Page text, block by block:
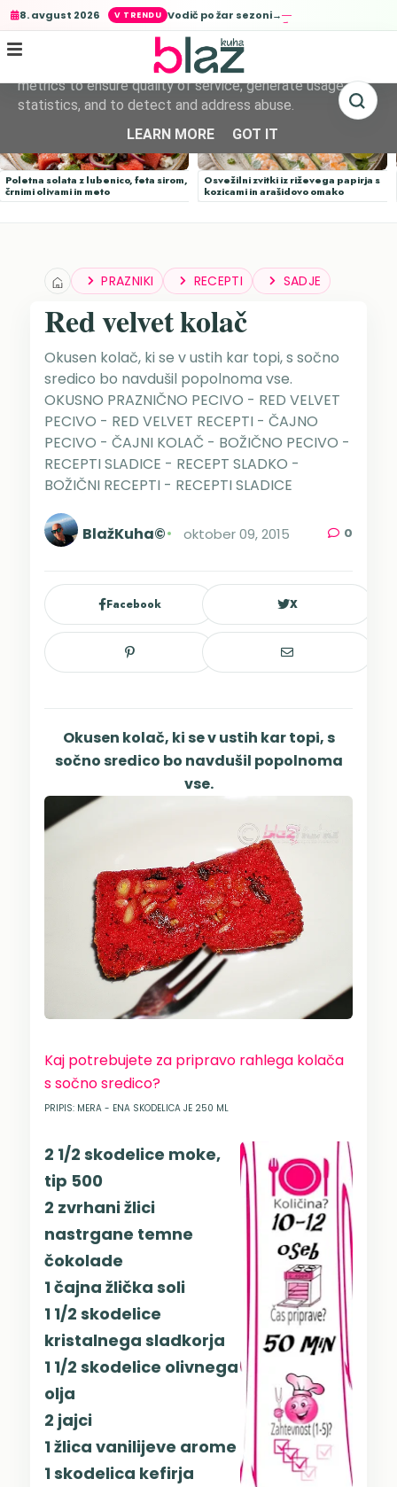
8. avgust 2026 Vodič po žar sezoni→
Poletna solata z lubenico, feta sirom,
črnimi olivami in meto
Osvežilni zvitki iz riževega papirja s
kozicami in arašidovo omako
PRAZNIKI RECEPTI SADJE
Red velvet kolač
Okusen kolač, ki se v ustih kar topi, s sočno
sredico bo navdušil popolnoma vse.
OKUSNO PRAZNIČNO PECIVO - RED VELVET
PECIVO - RED VELVET RECEPTI - ČAJNO
PECIVO - ČAJNI KOLAČ - BOŽIČNO PECIVO -
RECEPTI SLADICE - RECEPT SLADKO -
BOŽIČNI RECEPTI - RECEPTI SLADICE
BlažKuha© oktober 09, 2015 0
Facebook X
Okusen kolač, ki se v ustih kar topi, s
sočno sredico bo navdušil popolnoma
vse.
Kaj potrebujete za pripravo rahlega kolača
s sočno sredico?
PRIPIS: MERA - ENA SKODELICA JE 250 ML
2 1/2 skodelice moke,
tip 500
2 zvrhani žlici
nastrgane temne
čokolade
1 čajna žlička soli
1 1/2 skodelice
kristalnega sladkorja
1 1/2 skodelice olivnega
olja
2 jajci
1 žlica vanilijeve arome
1 skodelica kefirja
This site uses cookies from Google to deliver its services
and to analyze traffic. Your IP address and user-agent are
shared with Google along with performance and security
metrics to ensure quality of service, generate usage
statistics, and to detect and address abuse.
LEARN MORE
GOT IT